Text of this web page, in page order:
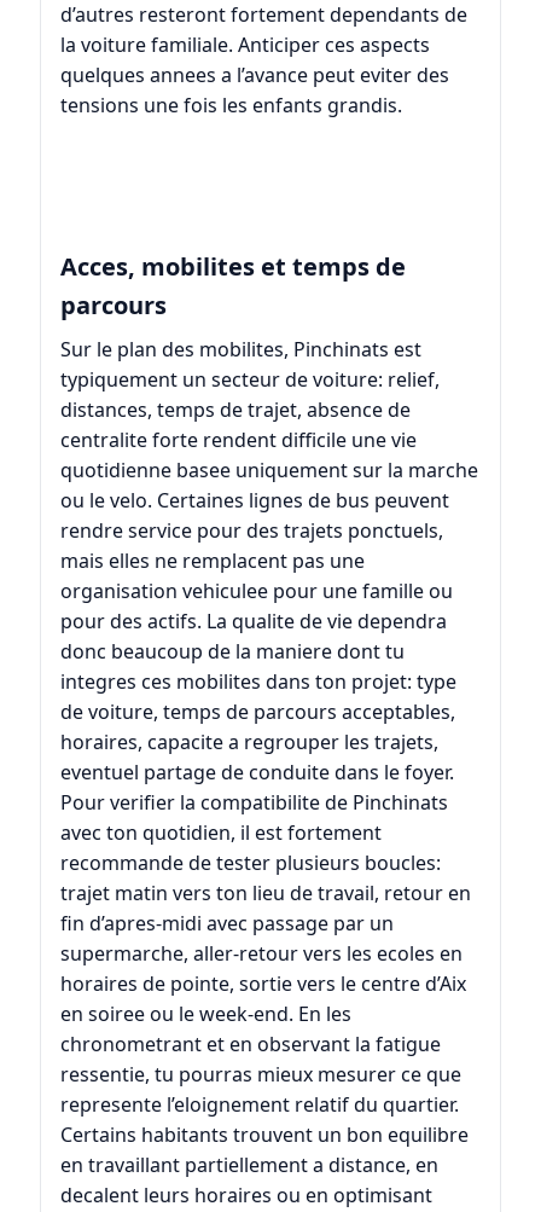
d’autres resteront fortement dependants de
la voiture familiale. Anticiper ces aspects
quelques annees a l’avance peut eviter des
tensions une fois les enfants grandis.
Acces, mobilites et temps de
parcours
Sur le plan des mobilites, Pinchinats est
typiquement un secteur de voiture: relief,
distances, temps de trajet, absence de
centralite forte rendent difficile une vie
quotidienne basee uniquement sur la marche
ou le velo. Certaines lignes de bus peuvent
rendre service pour des trajets ponctuels,
mais elles ne remplacent pas une
organisation vehiculee pour une famille ou
pour des actifs. La qualite de vie dependra
donc beaucoup de la maniere dont tu
integres ces mobilites dans ton projet: type
de voiture, temps de parcours acceptables,
horaires, capacite a regrouper les trajets,
eventuel partage de conduite dans le foyer.
Pour verifier la compatibilite de Pinchinats
avec ton quotidien, il est fortement
recommande de tester plusieurs boucles:
trajet matin vers ton lieu de travail, retour en
fin d’apres-midi avec passage par un
supermarche, aller-retour vers les ecoles en
horaires de pointe, sortie vers le centre d’Aix
en soiree ou le week-end. En les
chronometrant et en observant la fatigue
ressentie, tu pourras mieux mesurer ce que
represente l’eloignement relatif du quartier.
Certains habitants trouvent un bon equilibre
en travaillant partiellement a distance, en
decalent leurs horaires ou en optimisant